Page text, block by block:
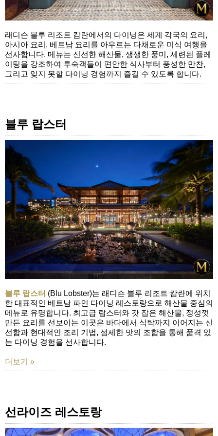
래디슨 블루 리조트 캄란에서의 다이닝은 세계 각국의 요리,
아시아 요리, 베트남 요리를 아우르는 다채로운 미식 여행을
선사합니다. 메뉴는 신선한 해산물, 생생한 풍미, 세련된 플레
이팅을 강조하여 투숙객들이 편안한 식사부터 풍성한 만찬,
그리고 잊지 못할 다이닝 경험까지 즐길 수 있도록 합니다.
블루 랍스터
블루 랍스터 (Blu Lobster)는 래디슨 블루 리조트 캄란에 위치
한 대표적인 베트남 파인 다이닝 레스토랑으로 해산물 중심의
메뉴로 유명합니다. 최고급 랍스터와 갓 잡은 해산물, 정성껏
만든 요리를 선보이는 이곳은 바다에서 식탁까지 이어지는 신
선함과 현대적인 조리 기법, 섬세한 맛의 조합을 통해 품격 있
는 다이닝 경험을 선사합니다.
더보기 »
선라이즈 레스토랑